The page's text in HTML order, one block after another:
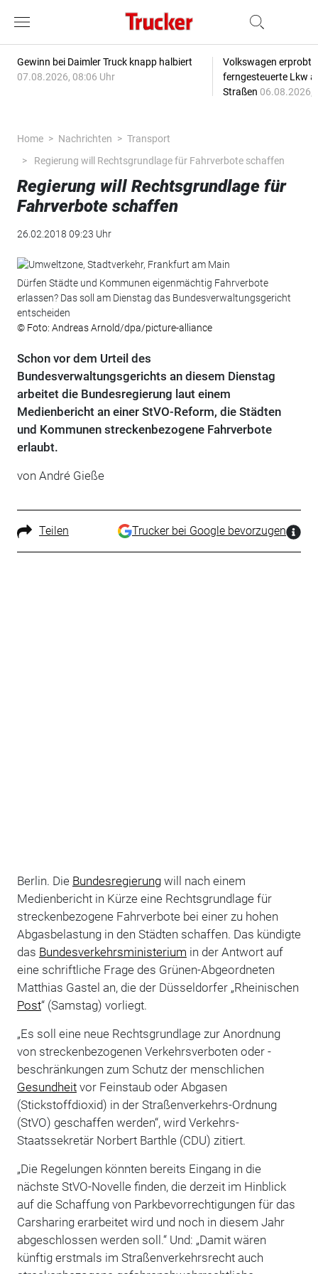
Gewinn bei Daimler Truck knapp halbiert
07.08.2026, 08:06 Uhr
Volkswagen erprobt
ferngesteuerte Lkw
Straßen 06.08.2026,
Home Nachrichten
Transport
Regierung will Rechtsgrundlage für Fahrverbote schaffen
Regierung will Rechtsgrundlage für
Fahrverbote schaffen
26.02.2018 09:23 Uhr
Dürfen Städte und Kommunen eigenmächtig Fahrverbote
erlassen? Das soll am Dienstag das Bundesverwaltungsgericht
entscheiden
© Foto: Andreas Arnold/dpa/picture-alliance
Schon vor dem Urteil des
Bundesverwaltungsgerichts an diesem Dienstag
arbeitet die Bundesregierung laut einem
Medienbericht an einer StVO-Reform, die Städten
und Kommunen streckenbezogene Fahrverbote
erlaubt.
von André Gieße
Teilen Trucker bei Google bevorzugen
Berlin. Die Bundesregierungwill nach einem
Medienbericht in Kürze eine Rechtsgrundlage für
streckenbezogene Fahrverbote bei einer zu hohen
Abgasbelastung in den Städten schaffen. Das kündigte
das Bundesverkehrsministerium in der Antwort auf
eine schriftliche Frage des Grünen-Abgeordneten
Matthias Gastel an, die der Düsseldorfer „Rheinischen
Post“ (Samstag) vorliegt.
„Es soll eine neue Rechtsgrundlage zur Anordnung
von streckenbezogenen Verkehrsverboten oder -
beschränkungen zum Schutz der menschlichen
Gesundheitvor Feinstaub oder Abgasen
(Stickstoffdioxid) in der Straßenverkehrs-Ordnung
(StVO) geschaffen werden“, wird Verkehrs-
Staatssekretär Norbert Barthle (CDU) zitiert.
„Die Regelungen könnten bereits Eingang in die
nächste StVO-Novelle finden, die derzeit im Hinblick
auf die Schaffung von Parkbevorrechtigungen für das
Carsharing erarbeitet wird und noch in diesem Jahr
abgeschlossen werden soll.“ Und: „Damit wären
künftig erstmals im Straßenverkehrsrecht auch